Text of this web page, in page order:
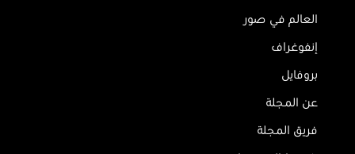
العالم في صور
إنفوغراف
بروفايل
عن المجلة
فريق المجلة